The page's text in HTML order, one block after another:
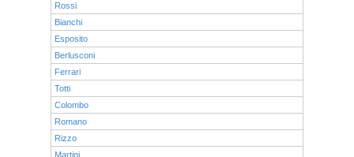
Rossi
Bianchi
Esposito
Berlusconi
Ferrari
Totti
Colombo
Romano
Rizzo
Martini